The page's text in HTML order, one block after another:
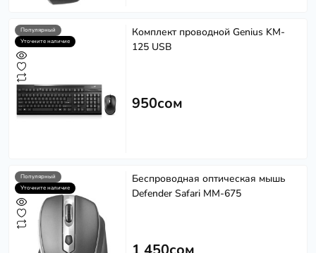
Популярный
Уточните наличие
Комплект проводной Genius KM-
125 USB
950сом
Популярный
Уточните наличие
Беспроводная оптическая мышь
Defender Safari MM-675